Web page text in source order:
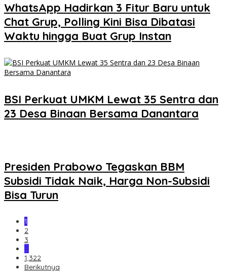
WhatsApp Hadirkan 3 Fitur Baru untuk
Chat Grup, Polling Kini Bisa Dibatasi
Waktu hingga Buat Grup Instan
BSI Perkuat UMKM Lewat 35 Sentra dan
23 Desa Binaan Bersama Danantara
Presiden Prabowo Tegaskan BBM
Subsidi Tidak Naik, Harga Non-Subsidi
Bisa Turun
1
2
3
…
1,322
Berikutnya